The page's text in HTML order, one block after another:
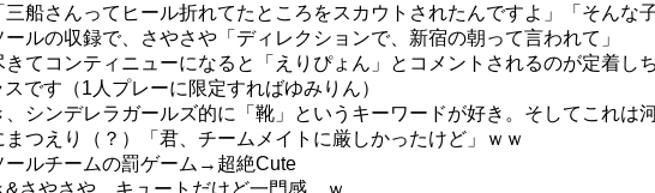
船さんってヒール折れてたところをスカウトされたんですよ」「そんな
ルの収録で、さやさや「ディレクションで、新宿の朝って言われて」
てコンティニューになると「えりぴょん」とコメントされるのが定着し
です（1人プレーに限定すればゆみりん）
シンデレラガールズ的に「靴」というキーワードが好き。そしてこれは
つえり（？）「君、チームメイトに厳しかったけど」ｗｗ
ールチームの罰ゲーム→超絶Cute
さやさや、キュートだけど一門感…ｗ